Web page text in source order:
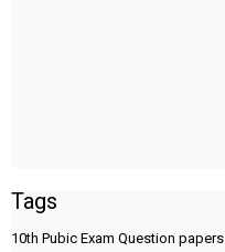
Tags
10th Pubic Exam Question papers